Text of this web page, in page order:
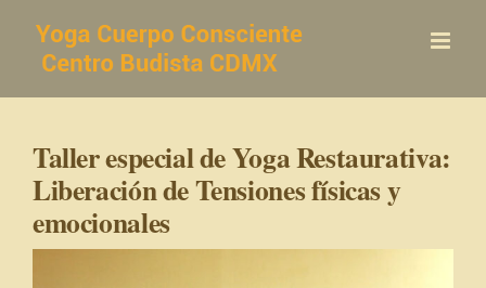
contenido
Taller especial de Yoga Restaurativa:
Liberación de Tensiones físicas y
emocionales